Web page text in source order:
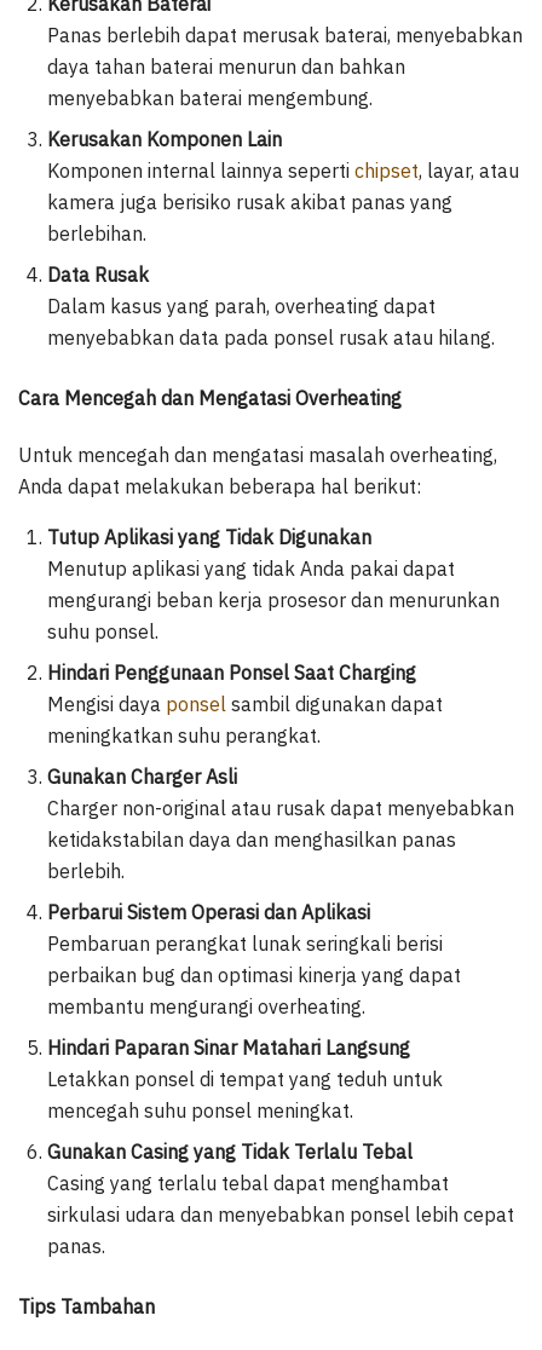
Panas berlebih dapat merusak baterai, menyebabkan
daya tahan baterai menurun dan bahkan
menyebabkan baterai mengembung.
Kerusakan Komponen Lain
Komponen internal lainnya seperti chipset, layar, atau
kamera juga berisiko rusak akibat panas yang
berlebihan.
Data Rusak
Dalam kasus yang parah, overheating dapat
menyebabkan data pada ponsel rusak atau hilang.
Cara Mencegah dan Mengatasi Overheating
Untuk mencegah dan mengatasi masalah overheating,
Anda dapat melakukan beberapa hal berikut:
Tutup Aplikasi yang Tidak Digunakan
Menutup aplikasi yang tidak Anda pakai dapat
mengurangi beban kerja prosesor dan menurunkan
suhu ponsel.
Hindari Penggunaan Ponsel Saat Charging
Mengisi daya ponsel sambil digunakan dapat
meningkatkan suhu perangkat.
Gunakan Charger Asli
Charger non-original atau rusak dapat menyebabkan
ketidakstabilan daya dan menghasilkan panas
berlebih.
Perbarui Sistem Operasi dan Aplikasi
Pembaruan perangkat lunak seringkali berisi
perbaikan bug dan optimasi kinerja yang dapat
membantu mengurangi overheating.
Hindari Paparan Sinar Matahari Langsung
Letakkan ponsel di tempat yang teduh untuk
mencegah suhu ponsel meningkat.
Gunakan Casing yang Tidak Terlalu Tebal
Casing yang terlalu tebal dapat menghambat
sirkulasi udara dan menyebabkan ponsel lebih cepat
panas.
Tips Tambahan